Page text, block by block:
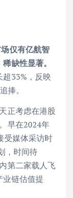
仅有亿航智
缺性显著。
33%，反映
捧。
正考虑在港股
早在2024年
受媒体采访时
，时间待
第二家载人飞
业链估值提